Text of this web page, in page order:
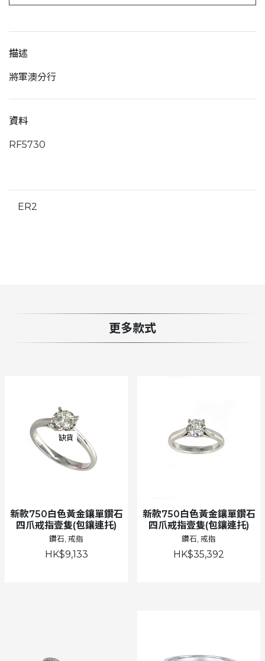
描述
將軍澳分行
資料
RF5730
ER2
更多款式
缺貨
新款750白色黃金鑲單鑽石
四爪戒指壹隻(包鑲連托)
鑽石, 戒指
HK$9,133
新款750白色黃金鑲單鑽石
四爪戒指壹隻(包鑲連托)
鑽石, 戒指
HK$35,392